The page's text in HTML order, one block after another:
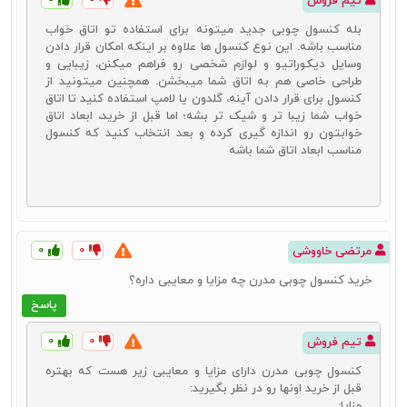
خانه خود را با محصولات دکوراتیو مدرن پوشانده‌اند، می‌توانند با استفاده از
کنسول چوبی مدرن زیبایی دکوراسیون خانه خود را به اوج برسانند.
از مهم‌ترین مزیت‌های این دسته از انواع کنسول چوبی نیز می‌توان به
منحصر به فرد بودن طرح‌های مورد استفاده برای تولید آنها، زیبایی‌های
خاص، انعطاف پذیری در ست شدن با محصولات مختلف و مواردی از این
دست اشاره کرد. ترکیبات به دست آمده با این نوع میز می‌تواند کیفیت
دکور خانه شما را تا چند برابر افزایش دهد.
قیمت کنسول چوبی مدرن:
خرید کنسول چوبی مدرن:
با خرید کنسول چوبی مدرن نیز می‌توانید
محصولی متناسب با دکوراسیون منزل خود تهیه کنید. مزیت خرید این
محصول در این است که می‌توانید آن را با چندین مدل دکوراسیون خانه
ست کرده و تنوع جالبی در دکور خود ایجاد نمایید. این کار باعث می‌شود تا
حتی بعد از گذشت مدت طولانی نیز نیازی به تعویض این محصول نداشته
باشید.
بله کنسول چوبی جدید میتونه برای استفاده تو اتاق خواب
مناسب باشه. این نوع کنسول‌ ها علاوه بر اینکه امکان قرار دادن
وسایل دیکوراتیو و لوازم شخصی رو فراهم میکنن، زیبایی و
طراحی خاصی هم به اتاق شما میبخشن. همچنین میتونید از
کنسول برای قرار دادن آینه، گلدون یا لامپ استفاده کنید تا اتاق
خواب شما زیبا تر و شیک‌ تر بشه؛ اما قبل از خرید، ابعاد اتاق
خوابتون رو اندازه‌ گیری کرده و بعد انتخاب کنید که کنسول
مناسب ابعاد اتاق شما باشه
مرتضی خاووشی ۰ ۰
پاسخ
خرید کنسول چوبی مدرن چه مزایا و معایبی داره؟
تیم فروش ۰ ۰
کنسول چوبی مدرن دارای مزایا و معایبی زیر هست که بهتره
قبل از خرید اونها رو در نظر بگیرید: